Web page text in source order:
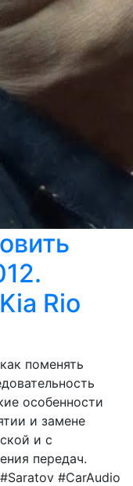
Rio
поменять
особенности
и замене
и с
передач.
#CarAudio